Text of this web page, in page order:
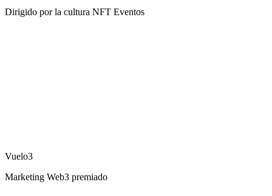
Dirigido por la cultura NFT Eventos
Vuelo3
Marketing Web3 premiado